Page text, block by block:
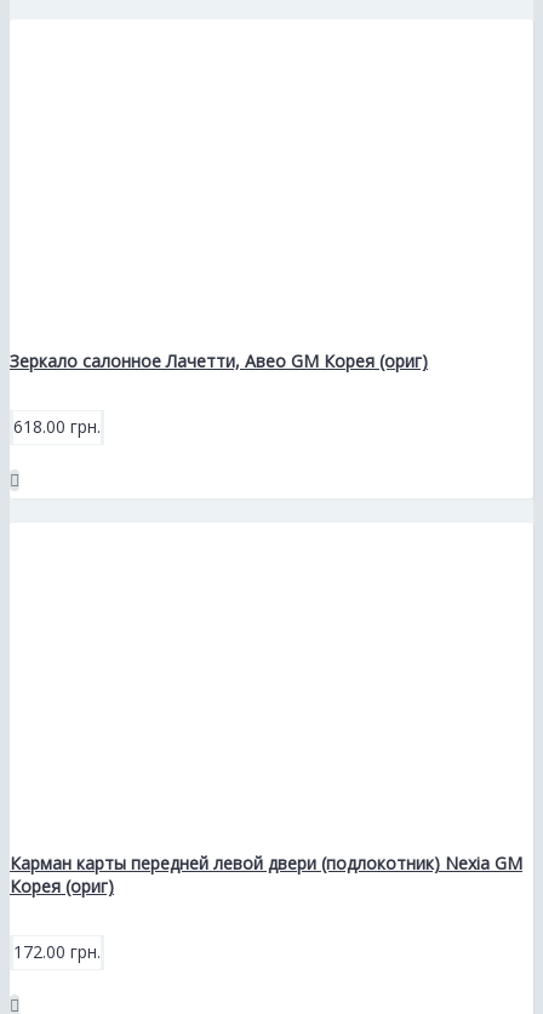
Зеркало салонное Лачетти, Авео GM Корея (ориг)
618.00 грн.
Карман карты передней левой двери (подлокотник) Nexia GM
Корея (ориг)
172.00 грн.